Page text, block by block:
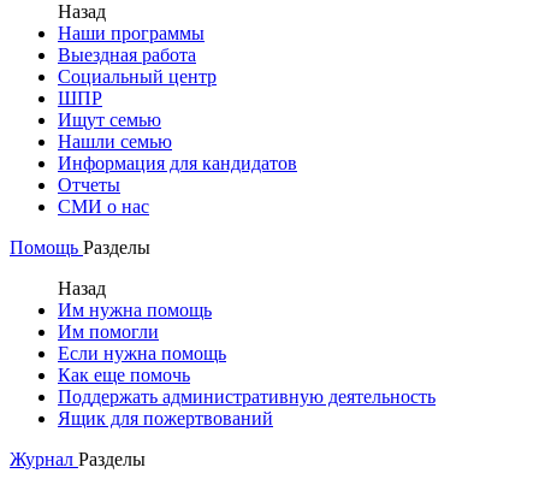
Назад
Наши программы
Выездная работа
Социальный центр
ШПР
Ищут семью
Нашли семью
Информация для кандидатов
Отчеты
СМИ о нас
Помощь Разделы
Назад
Им нужна помощь
Им помогли
Если нужна помощь
Как еще помочь
Поддержать административную деятельность
Ящик для пожертвований
Журнал Разделы